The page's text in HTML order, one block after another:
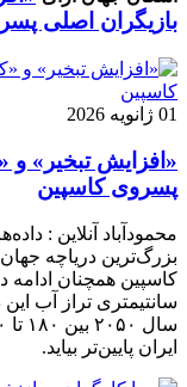
بازیگران اصلی
01 ژانویه 2026
«افزایش تبخیر» و
پسروی کاسپین
محمودآباد آنلاین :
بزرگ‌ترین دریاچه
سانتیمتری تراز آب
ایران پایین‌تر بیاید.